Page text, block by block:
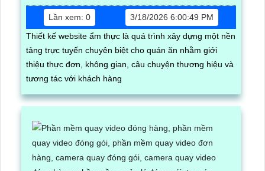
Lần xem: 0
3/18/2026 6:00:49 PM
Thiết kế website ẩm thực là quá trình xây dựng một nền
tảng trực tuyến chuyên biệt cho quán ăn nhằm giới
thiệu thực đơn, không gian, câu chuyện thương hiệu và
tương tác với khách hàng